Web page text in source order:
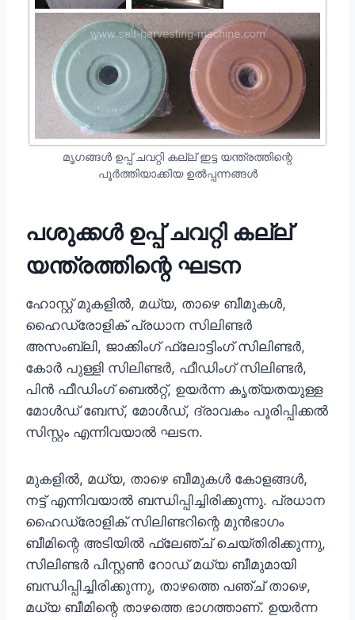
മൃഗങ്ങൾ ഉപ്പ് ചവറ്റി കല്ല് ഇട്ട യന്ത്രത്തിന്റെ
പൂർത്തിയാക്കിയ ഉൽപ്പന്നങ്ങൾ
പശുക്കൾ ഉപ്പ് ചവറ്റി കല്ല്
യന്ത്രത്തിന്റെ ഘടന
ഹോസ്റ്റ് മുകളിൽ, മധ്യ, താഴെ ബീമുകൾ,
ഹൈഡ്രോളിക് പ്രധാന സിലിണ്ടർ
അസംബ്ലി, ജാക്കിംഗ് ഫ്ലോട്ടിംഗ് സിലിണ്ടർ,
കോർ പുള്ളി സിലിണ്ടർ, ഫീഡിംഗ് സിലിണ്ടർ,
പിന്‍ ഫീഡിംഗ് ബെൽറ്റ്, ഉയർന്ന കൃത്യതയുള്ള
മോൾഡ് ബേസ്, മോൾഡ്, ദ്രാവകം പൂരിപ്പിക്കൽ
സിസ്റ്റം എന്നിവയാൽ ഘടന.
മുകളിൽ, മധ്യ, താഴെ ബീമുകൾ കോളങ്ങൾ,
നട്ട് എന്നിവയാൽ ബന്ധിപ്പിച്ചിരിക്കുന്നു. പ്രധാന
ഹൈഡ്രോളിക് സിലിണ്ടറിന്റെ മുൻഭാഗം
ബീമിന്റെ അടിയിൽ ഫ്ലേഞ്ച് ചെയ്തിരിക്കുന്നു,
സിലിണ്ടർ പിസ്റ്റൺ റോഡ് മധ്യ ബീമുമായി
ബന്ധിപ്പിച്ചിരിക്കുന്നു, താഴത്തെ പഞ്ച് താഴെ,
മധ്യ ബീമിന്റെ താഴത്തെ ഭാഗത്താണ്. ഉയർന്ന